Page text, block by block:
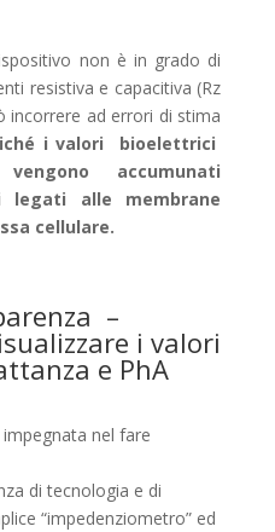
non è in grado di
resistiva e capacitiva (Rz
incorrere ad errori di stima
i valori bioelettrici
accumunati
legati alle membrane
cellulare.
–
i valori
e PhA
nel fare
di tecnologia e di
“impedenziometro” ed